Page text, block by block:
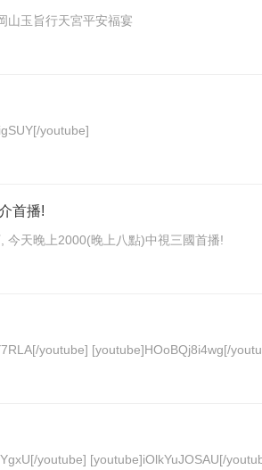
的 IMG_3194 20120805 岡山玉旨行天宮平安福宴
youtube]
首播!
敬請各位信徒爐下, 今天晚上2000(晚上八點)中視三國首播!
[youtube]lPUBnGXJTu8[/youtube] [youtube]1350OBkYgxU[/youtube] [youtube]iOlkYuJOSAU[/